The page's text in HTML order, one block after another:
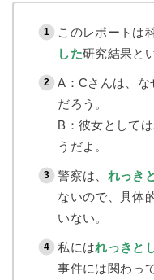
このレポートは
した研究結果と
A：Cさんは、な
だろう。
B：彼女としては
うだよ。
警察は、 れっき
ないので、具体
いない。
私にはれっきと
事件には関わっ